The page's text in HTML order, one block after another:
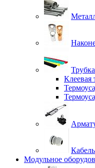
Клеевая
Модульное